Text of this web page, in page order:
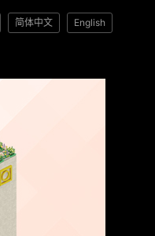
简体中文 English